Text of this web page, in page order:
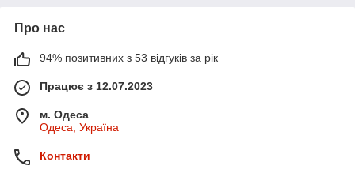
Про нас
94% позитивних з 53 відгуків за рік
Працює з 12.07.2023
м. Одеса
Одеса, Україна
Контакти